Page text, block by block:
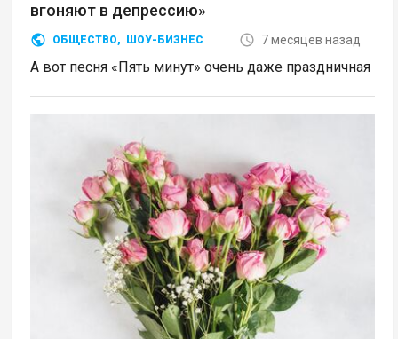
вгоняют в депрессию»
ОБЩЕСТВО, ШОУ-БИЗНЕС 7 месяцев назад
А вот песня «Пять минут» очень даже праздничная